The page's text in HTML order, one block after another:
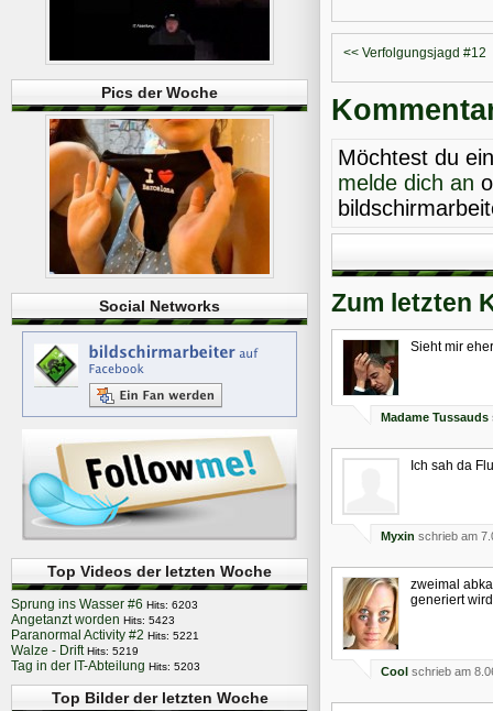
<< Verfolgungsjagd #12
Möchtest du
melde dich an
Zum letzten
Sieht mir
Madame Tussauds
Ich sah da
Myxin schrieb am
zweimal
generiert
Cool schrieb am
Pics der Woche
Social Networks
Top Videos der letzten Woche
Sprung ins Wasser #6 Hits: 6203
Angetanzt worden Hits: 5423
Paranormal Activity #2 Hits: 5221
Walze - Drift Hits: 5219
Tag in der IT-Abteilung Hits: 5203
Top Bilder der letzten Woche